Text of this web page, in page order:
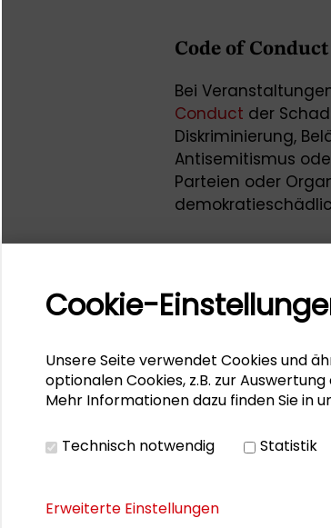
Code of Conduct
Bei
Conduct der
Diskriminierung,
Antisemitismus
Parteien oder
Cookie-
Unsere Seite verwendet Cookies und
optionalen Cookies, z.B. zur
Mehr Informationen dazu finden Sie in
Technisch notwendig Statistik
Erweiterte Einstellungen